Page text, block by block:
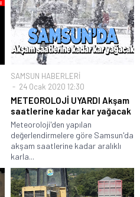
SAMSUN HABERLERİ
24 Ocak 2020 12:30
METEOROLOJİ UYARDI Akşam
saatlerine kadar kar yağacak
Meteoroloji'den yapılan
değerlendirmelere göre Samsun'da
akşam saatlerine kadar aralıklı
karla...